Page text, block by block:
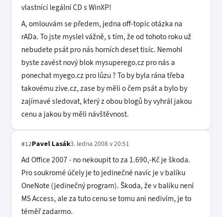
vlastnící legální CD s WinXP!
A, omlouvám se předem, jedna off-topic otázka na
rADa. To jste myslel vážně, s tím, že od tohoto roku už
nebudete psát pro nás horních deset tisíc. Nemohl
byste zavést nový blok mysuperego.cz pro nás a
ponechat myego.cz pro lůzu ? To by byla rána třeba
takovému zive.cz, zase by měli o čem psát a bylo by
zajímavé sledovat, který z obou blogů by vyhrál jakou
cenu a jakou by měli návštěvnost.
#12Pavel Lasák3. ledna 2008 v 20:51
Ad Office 2007 - no nekoupit to za 1.690,-Kč je škoda.
Pro soukromé účely je to jedinečné navíc je v balíku
OneNote (jedinečný program). Škoda, že v balíku není
MS Access, ale za tuto cenu se tomu ani nedivím, je to
téměř zadarmo.